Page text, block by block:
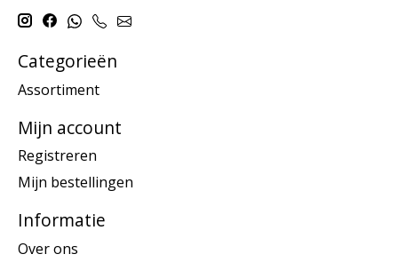
Categorieën
Assortiment
Mijn account
Registreren
Mijn bestellingen
Informatie
Over ons